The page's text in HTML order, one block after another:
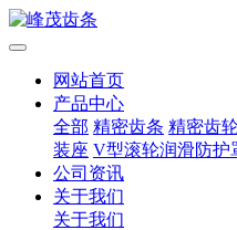
网站首页
产品中心
全部 精密齿条 精密齿
装座 V型滚轮润滑防护
公司资讯
关于我们
关于我们